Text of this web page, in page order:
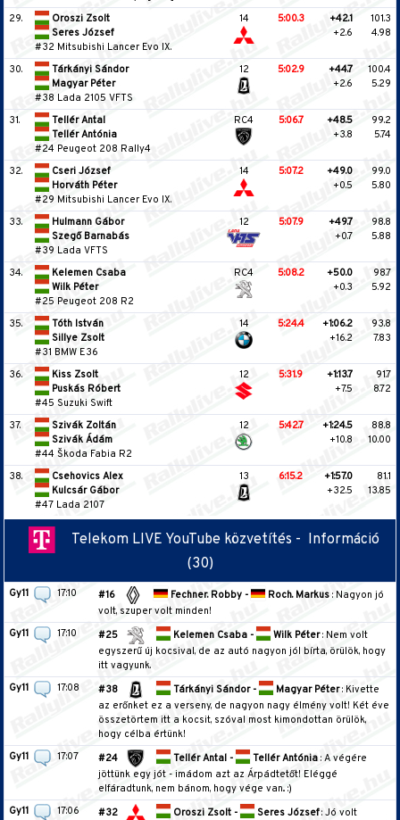
29.
Oroszi Zsolt
Seres József
#32 Mitsubishi Lancer Evo IX.
14 5:00.3
+42.1
+2.6
101.3
4.98
30.
Tárkányi Sándor
Magyar Péter
#38 Lada 2105 VFTS
12 5:02.9
+44.7
+2.6
100.4
5.29
31.
Tellér Antal
Tellér Antónia
#24 Peugeot 208 Rally4
RC4 5:06.7
+48.5
+3.8
99.2
5.74
32.
Cseri József
Horváth Péter
#29 Mitsubishi Lancer Evo IX.
14 5:07.2
+49.0
+0.5
99.0
5.80
33.
Hulmann Gábor
Szegő Barnabás
#39 Lada VFTS
12 5:07.9
+49.7
+0.7
98.8
5.88
34.
Kelemen Csaba
Wilk Péter
#25 Peugeot 208 R2
RC4 5:08.2
+50.0
+0.3
98.7
5.92
35.
Tóth István
Sillye Zsolt
#31 BMW E36
14 5:24.4
+1:06.2
+16.2
93.8
7.83
36.
Kiss Zsolt
Puskás Róbert
#45 Suzuki Swift
12 5:31.9
+1:13.7
+7.5
91.7
8.72
37.
Szivák Zoltán
Szivák Ádám
#44 Škoda Fabia R2
12 5:42.7
+1:24.5
+10.8
88.8
10.00
38.
Csehovics Alex
Kulcsár Gábor
#47 Lada 2107
13 6:15.2
+1:57.0
+32.5
81.1
13.85
Telekom LIVE YouTube közvetítés - Információ
(30)
Gy11 17:10 #16 Fechner. Robby - Roch. Markus: Nagyon jó
volt, szuper volt minden!
Gy11
17:10 #25 Kelemen Csaba - Wilk Péter: Nem volt
egyszerű új kocsival, de az autó nagyon jól bírta, örülök, hogy
itt vagyunk.
Gy11
17:08 #38 Tárkányi Sándor - Magyar Péter: Kivette
az erőnket ez a verseny, de nagyon nagy élmény volt! Két éve
összetörtem itt a kocsit, szóval most kimondottan örülök,
hogy célba értünk!
Gy11
17:07 #24 Tellér Antal - Tellér Antónia: A végére
jöttünk egy jót - imádom azt az Árpádtetőt! Eléggé
elfáradtunk, nem bánom, hogy vége van.. :)
Gy11
17:06 #32 Oroszi Zsolt - Seres József: Jó volt